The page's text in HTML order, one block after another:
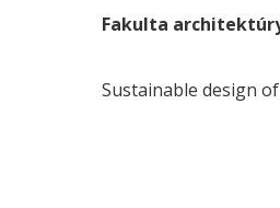
Fakulta
Sustainable design